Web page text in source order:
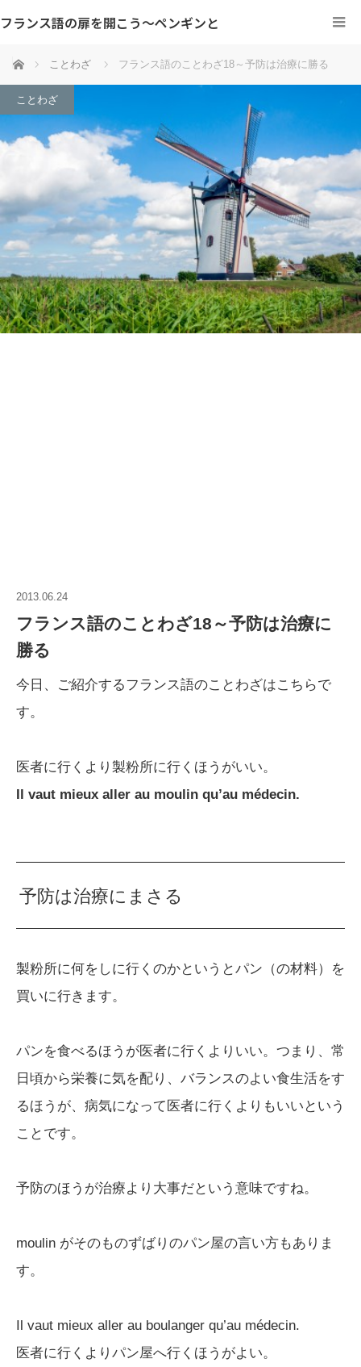
フランス語の扉を開こう～ペンギンと
ホーム ことわざ フランス語のことわざ18～予防は治療に勝る
ことわざ
2013.06.24
フランス語のことわざ18～予防は治療に
勝る
今日、ご紹介するフランス語のことわざはこちらで
す。
医者に行くより製粉所に行くほうがいい。
Il vaut mieux aller au moulin qu’au médecin.
予防は治療にまさる
製粉所に何をしに行くのかというとパン（の材料）を
買いに行きます。
パンを食べるほうが医者に行くよりいい。つまり、常
日頃から栄養に気を配り、バランスのよい食生活をす
るほうが、病気になって医者に行くよりもいいという
ことです。
予防のほうが治療より大事だという意味ですね。
moulin がそのものずばりのパン屋の言い方もありま
す。
Il vaut mieux aller au boulanger qu’au médecin.
医者に行くよりパン屋へ行くほうがよい。